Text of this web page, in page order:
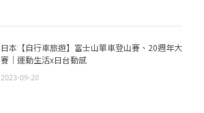
日本【自行車旅遊】富士山單車登山賽、20週年大
賽｜運動生活x日台動感
2023-09-20